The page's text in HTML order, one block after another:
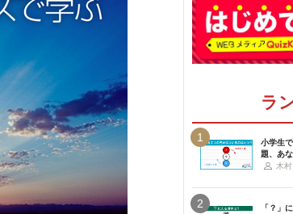
ラ
1
小学生
題、あ
木
2
「？」